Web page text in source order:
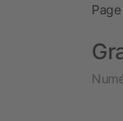
Page